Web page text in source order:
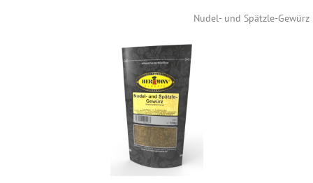
Nudel- und Spätzle-Gewürz